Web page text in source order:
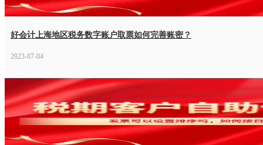
好会计上海地区税务数字账户取票如何完善账密？
2023-07-04